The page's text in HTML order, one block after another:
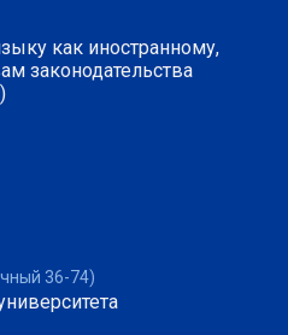
как иностранному,
законодательства
36-74)